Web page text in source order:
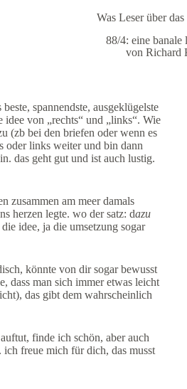
Was Leser über
88/4: eine banale
von Richard
spannendste, ausgeklügelste
von „rechts“ und „links“. Wie
(zb bei den briefen oder wenn es
oder links weiter und bin dann
das geht gut und ist auch lustig.
zusammen am meer damals
herzen legte. wo der satz: dazu
idee, ja die umsetzung sogar
könnte von dir sogar bewusst
dass man sich immer etwas leicht
das gibt dem wahrscheinlich
finde ich schön, aber auch
ich freue mich für dich, das musst